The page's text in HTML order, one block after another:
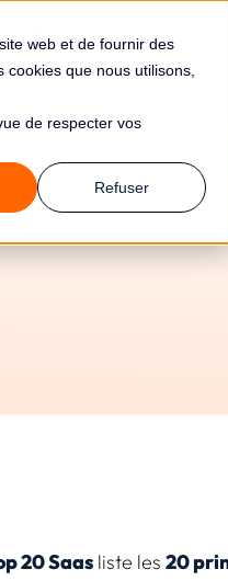
web et de fournir des
que nous utilisons,
de respecter vos
Refuser
Ressources
20 Saas liste les 20